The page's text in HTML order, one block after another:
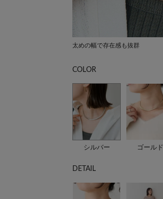
太めの幅で存在感も抜群
COLOR
シルバー ゴールド
DETAIL